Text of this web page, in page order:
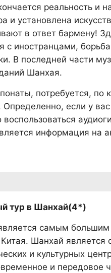
реальность и
и установлена
в ответ бармену!
с иностранцами,
В последней части
Шанхая.
потребуется,
если у
информация на
тур в Шанхай(4*)
самым
Шанхай является
и культурных
и передовое